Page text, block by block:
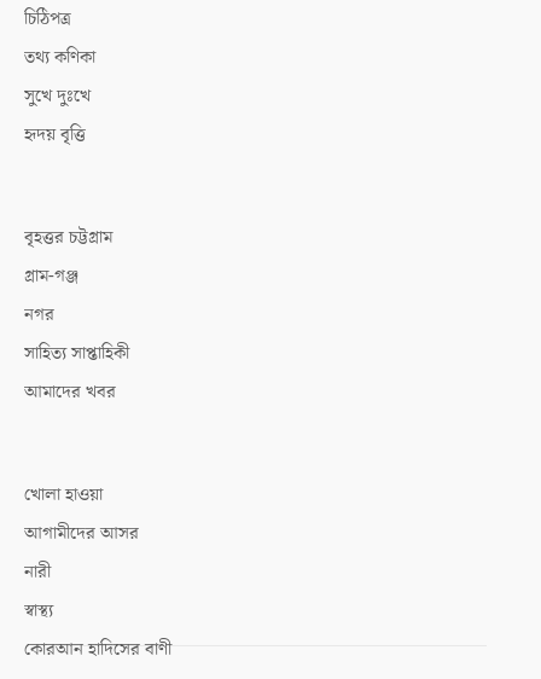
চিঠিপত্র
তথ্য কণিকা
সুখে দুঃখে
হৃদয় বৃত্তি
বৃহত্তর চট্টগ্রাম
গ্রাম-গঞ্জ
নগর
সাহিত্য সাপ্তাহিকী
আমাদের খবর
খোলা হাওয়া
আগামীদের আসর
নারী
স্বাস্থ্য
কোরআন হাদিসের বাণী